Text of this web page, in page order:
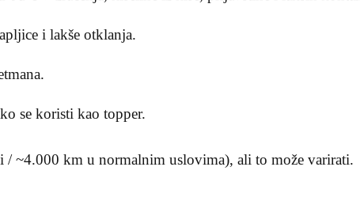
i lakše otklanja.
se koristi kao topper.
/ ~4.000 km u normalnim uslovima), ali to može varirati.